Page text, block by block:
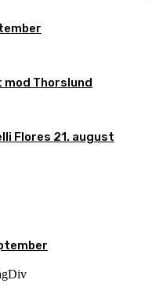
mod Thorslund
Flores 21. august